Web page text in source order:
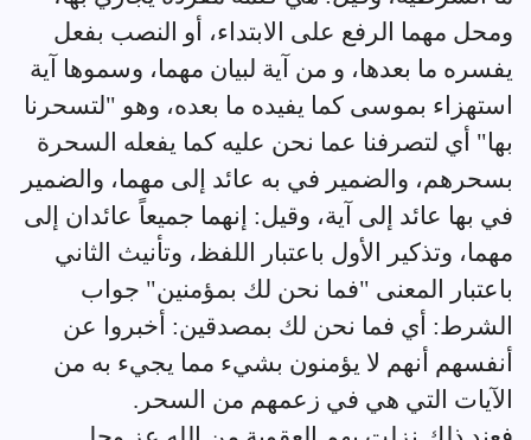
ومحل مهما الرفع على الابتداء، أو النصب بفعل
يفسره ما بعدها، و من آية لبيان مهما، وسموها آية
استهزاء بموسى كما يفيده ما بعده، وهو "لتسحرنا
بها" أي لتصرفنا عما نحن عليه كما يفعله السحرة
بسحرهم، والضمير في به عائد إلى مهما، والضمير
في بها عائد إلى آية، وقيل: إنهما جميعاً عائدان إلى
مهما، وتذكير الأول باعتبار اللفظ، وتأنيث الثاني
باعتبار المعنى "فما نحن لك بمؤمنين" جواب
الشرط: أي فما نحن لك بمصدقين: أخبروا عن
أنفسهم أنهم لا يؤمنون بشيء مما يجيء به من
الآيات التي هي في زعمهم من السحر.